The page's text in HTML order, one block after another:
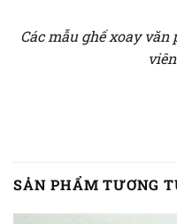
Các mẫu ghế xoay văn
SẢN PHẨM TƯƠNG